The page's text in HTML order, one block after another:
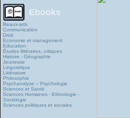
Ebooks
Beaux-arts
Communication
Droit
Economie et management
Education
Études littéraires, critiques
Histoire - Géographie
Jeunesse
Linguistique
Littérature
Philosophie
Psychanalyse – Psychologie
Sciences et Santé
Sciences Humaines - Ethnologie -
Sociologie
Sciences politiques et sociales